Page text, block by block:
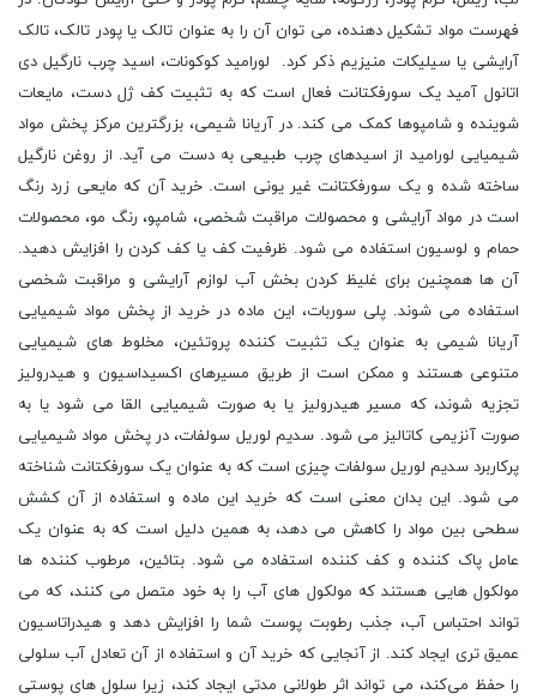
فهرست مواد تشکیل دهنده، می توان آن را به عنوان تالک یا پودر تالک، تالک
آرایشی یا سیلیکات منیزیم ذکر کرد. لورامید کوکونات، اسید چرب نارگیل دی
اتانول آمید یک سورفکتانت فعال است که به تثبیت کف ژل دست، مایعات
شوینده و شامپوها کمک می کند. در آریانا شیمی، بزرگترین مرکز پخش مواد
شیمیایی لورامید از اسیدهای چرب طبیعی به دست می آید. از روغن نارگیل
ساخته شده و یک سورفکتانت غیر یونی است. خرید آن که مایعی زرد رنگ
است در مواد آرایشی و محصولات مراقبت شخصی، شامپو، رنگ مو، محصولات
حمام و لوسیون استفاده می شود. ظرفیت کف یا کف کردن را افزایش دهید.
آن ها همچنین برای غلیظ کردن بخش آب لوازم آرایشی و مراقبت شخصی
استفاده می شوند. پلی سوربات، این ماده در خرید از پخش مواد شیمیایی
آریانا شیمی به عنوان یک تثبیت کننده پروتئین، مخلوط های شیمیایی
متنوعی هستند و ممکن است از طریق مسیرهای اکسیداسیون و هیدرولیز
تجزیه شوند، که مسیر هیدرولیز یا به صورت شیمیایی القا می شود یا به
صورت آنزیمی کاتالیز می شود. سدیم لوریل سولفات، در پخش مواد شیمیایی
پرکاربرد سدیم لوریل سولفات چیزی است که به عنوان یک سورفکتانت شناخته
می شود. این بدان معنی است که خرید این ماده و استفاده از آن کشش
سطحی بین مواد را کاهش می دهد، به همین دلیل است که به عنوان یک
عامل پاک کننده و کف کننده استفاده می شود. بتائین، مرطوب کننده ها
مولکول هایی هستند که مولکول های آب را به خود متصل می کنند، که می
تواند احتباس آب، جذب رطوبت پوست شما را افزایش دهد و هیدراتاسیون
عمیق تری ایجاد کند. از آنجایی که خرید آن و استفاده از آن تعادل آب سلولی
را حفظ می‌کند، می ‌تواند اثر طولانی‌ مدتی ایجاد کند، زیرا سلول ‌های پوستی